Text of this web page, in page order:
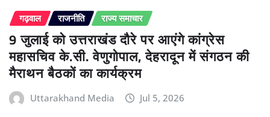
गढ़वाल राजनीति राज्य समाचार
9 जुलाई को उत्तराखंड दौरे पर आएंगे कांग्रेस
महासचिव के.सी. वेणुगोपाल, देहरादून में संगठन की
मैराथन बैठकों का कार्यक्रम
Uttarakhand Media Jul 5, 2026